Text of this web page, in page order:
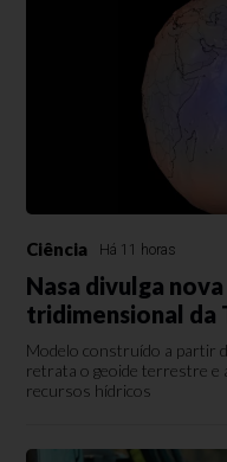
Ciência Há 11 horas
Nasa divulga
tridimensional da
Modelo construído a partir
retrata o geoide terrestre e
recursos hídricos